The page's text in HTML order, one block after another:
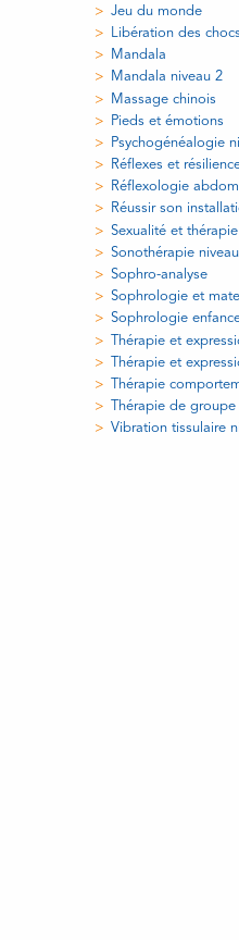
Jeu du monde
Libération des
Mandala
Mandala niveau 2
Massage chinois
Pieds et émotions
Psychogénéalogie
Réflexes et
Réflexologie
Réussir son
Sexualité et thérapie
Sonothérapie
Sophro-analyse
Sophrologie et
Sophrologie
Thérapie et
Thérapie et
Thérapie
Thérapie de groupe
Vibration tissulaire